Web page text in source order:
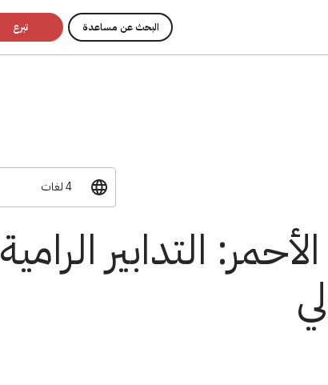
البحث عن مساعدة تبرع
التدابير الرامية